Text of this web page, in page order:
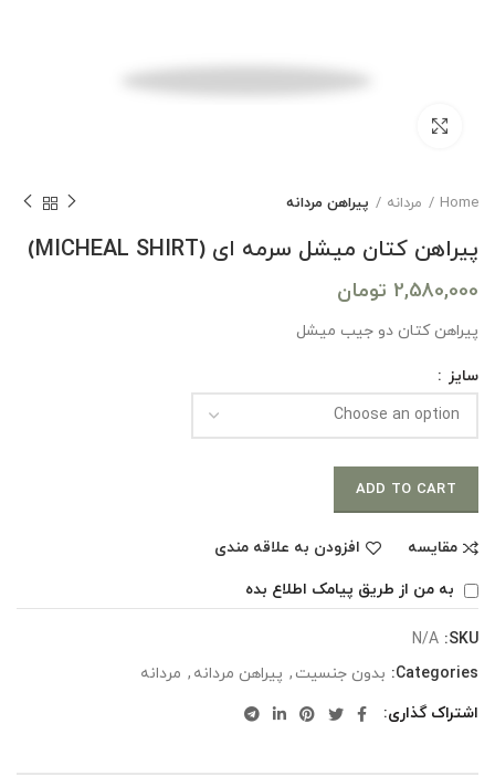
Home مردانه پیراهن مردانه
پیراهن کتان میشل سرمه ای (MICHEAL SHIRT)
2,580,000 تومان
پیراهن کتان دو جیب میشل
سایز
ADD TO CART
مقایسه
افزودن به علاقه مندی
به من از طریق پیامک اطلاع بده
SKU:
N/A
Categories: بدون جنسیت , پیراهن مردانه , مردانه
اشتراک گذاری